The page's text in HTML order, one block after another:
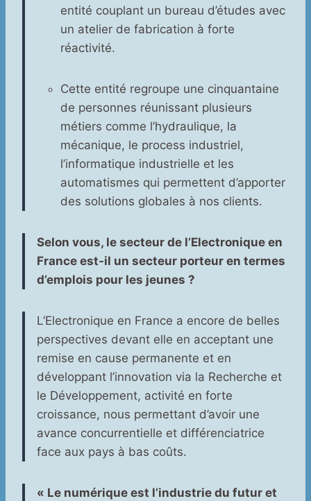
entité couplant un bureau d’études avec
un atelier de fabrication à forte
réactivité.
Cette entité regroupe une cinquantaine
de personnes réunissant plusieurs
métiers comme l’hydraulique, la
mécanique, le process industriel,
l’informatique industrielle et les
automatismes qui permettent d’apporter
des solutions globales à nos clients.
Selon vous, le secteur de l’Electronique en
France est-il un secteur porteur en termes
d’emplois pour les jeunes ?
L’Electronique en France a encore de belles
perspectives devant elle en acceptant une
remise en cause permanente et en
développant l’innovation via la Recherche et
le Développement, activité en forte
croissance, nous permettant d’avoir une
avance concurrentielle et différenciatrice
face aux pays à bas coûts.
« Le numérique est l’industrie du futur et